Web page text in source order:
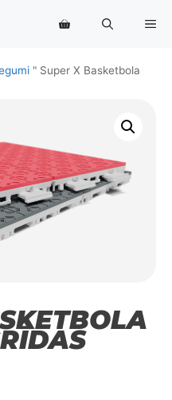
" Super X Basketbola